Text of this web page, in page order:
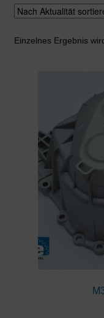
Verteilergetriebe
Warenkorb
Einzelnes Ergebnis